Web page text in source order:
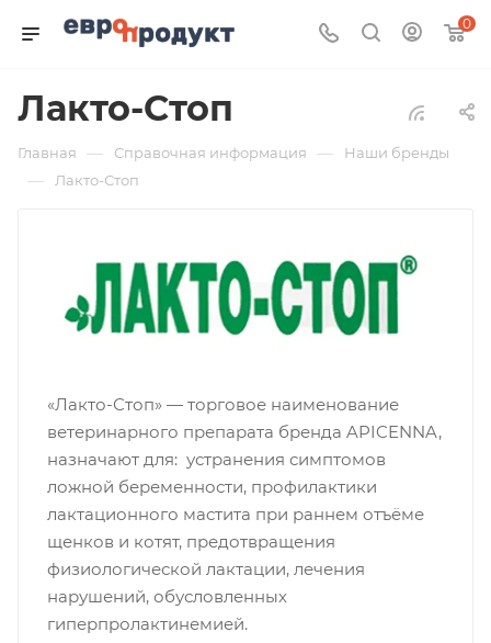
0
Лакто-Стоп
Главная — Справочная информация — Наши бренды
— Лакто-Стоп
«Лакто-Стоп» — торговое наименование
ветеринарного препарата бренда APICENNA,
назначают для: устранения симптомов
ложной беременности, профилактики
лактационного мастита при раннем отъёме
щенков и котят, предотвращения
физиологической лактации, лечения
нарушений, обусловленных
гиперпролактинемией.